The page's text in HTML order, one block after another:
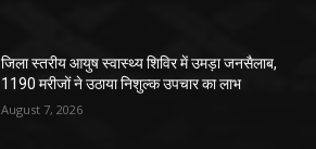
जिला स्तरीय आयुष स्वास्थ्य शिविर में उमड़ा जनसैलाब,
1190 मरीजों ने उठाया निशुल्क उपचार का लाभ
August 7, 2026